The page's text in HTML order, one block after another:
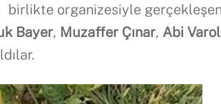
birlikte organizesiyle
Bayer, Muzaffer Çınar, Abi Varol